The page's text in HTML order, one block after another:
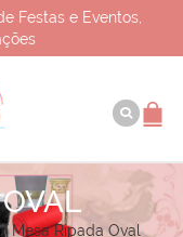
Festas e Eventos,
/Mesa Ripada Oval